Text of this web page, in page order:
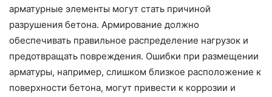
арматурные элементы могут стать причиной
разрушения бетона. Армирование должно
обеспечивать правильное распределение нагрузок и
предотвращать повреждения. Ошибки при размещении
арматуры, например, слишком близкое расположение к
поверхности бетона, могут привести к коррозии и